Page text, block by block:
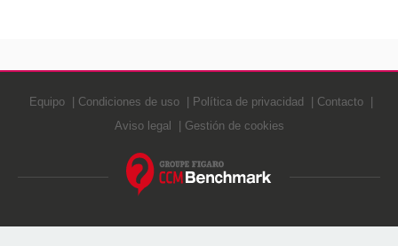
Equipo Condiciones de uso Política de privacidad
Contacto
Aviso legal
Gestión de cookies